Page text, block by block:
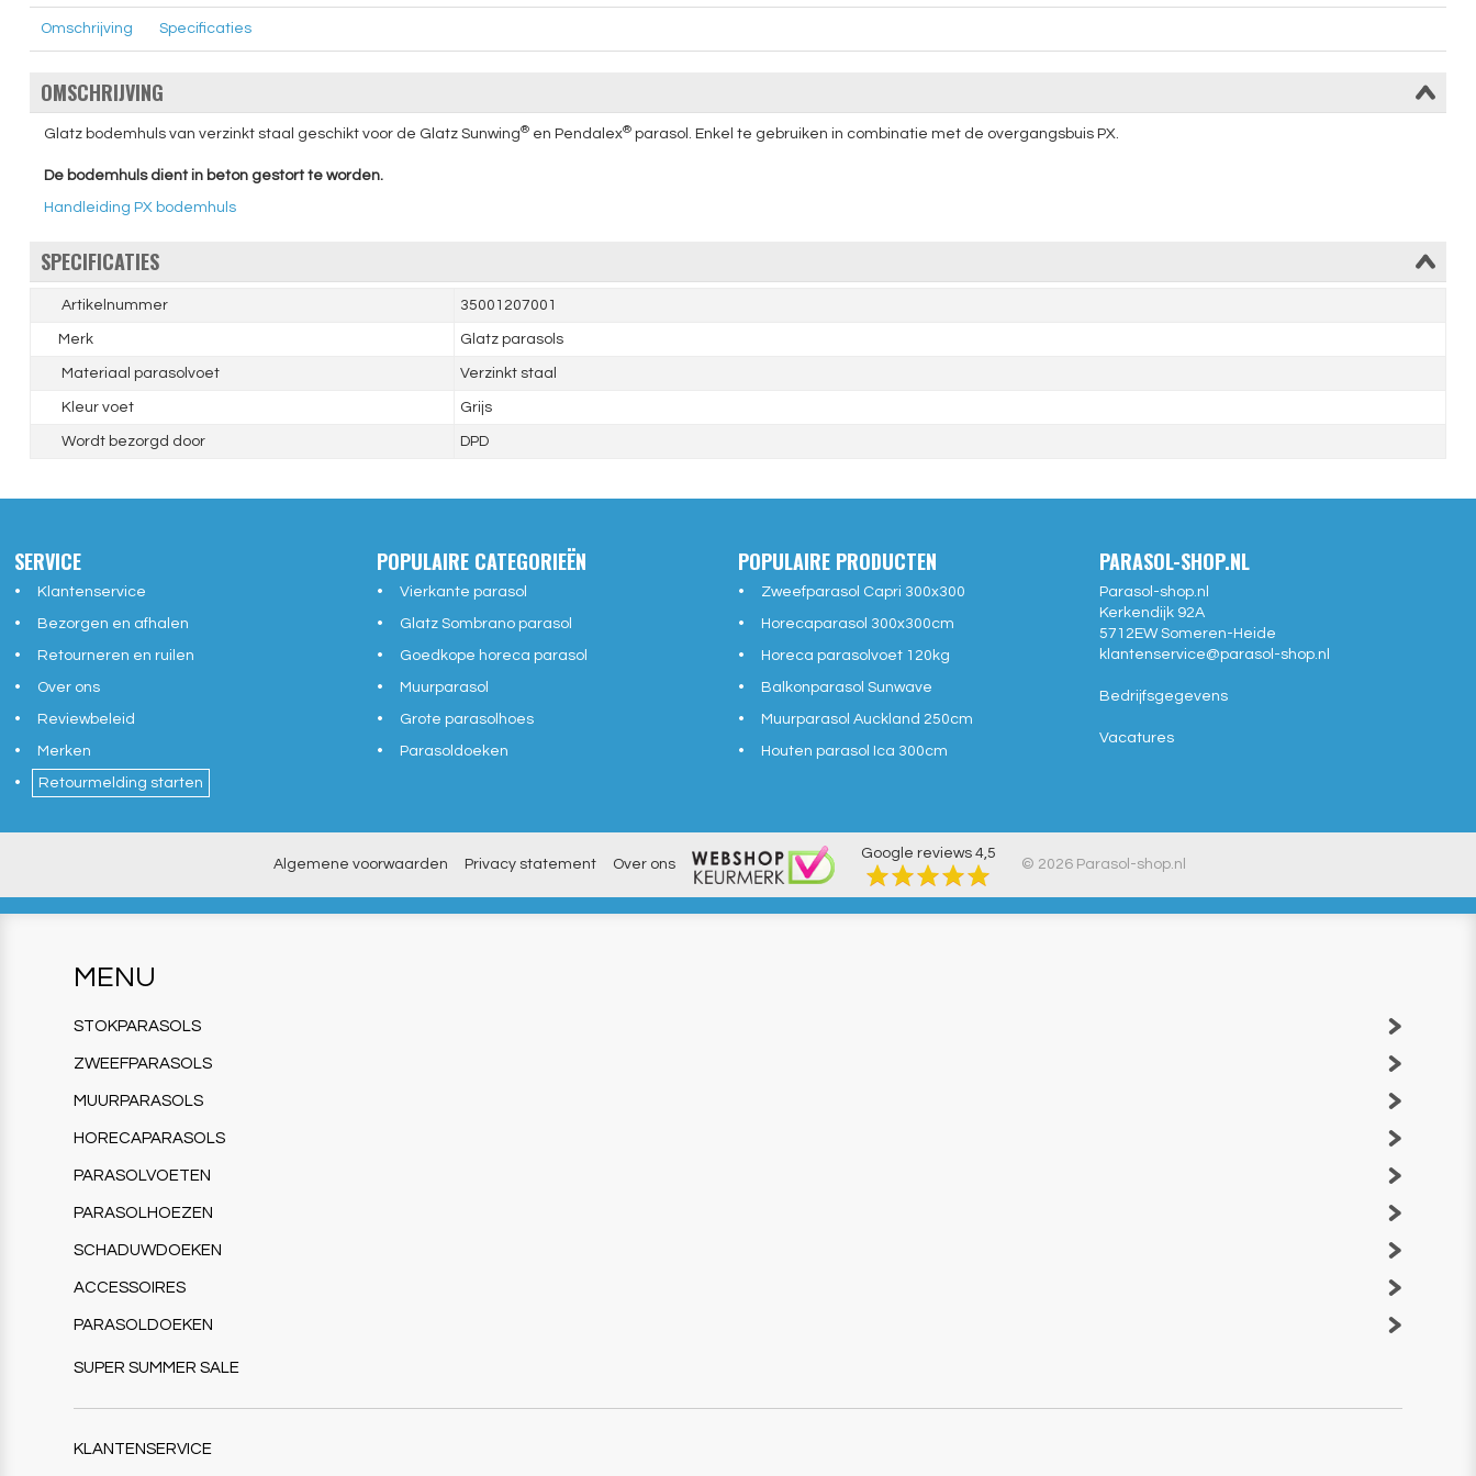
Omschrijving Specificaties
OMSCHRIJVING
Glatz bodemhuls van verzinkt staal geschikt voor de Glatz Sunwing®en Pendalex®parasol. Enkel te gebruiken in combinatie met de overgangsbuis PX.
De bodemhuls dient in beton gestort te worden.
Handleiding PX bodemhuls
SPECIFICATIES
Artikelnummer 35001207001
Merk Glatz parasols
Materiaal parasolvoet Verzinkt staal
Kleur voet Grijs
Wordt bezorgd door DPD
SERVICE
Klantenservice
Bezorgen en afhalen
Retourneren en ruilen
Over ons
Reviewbeleid
Merken
Retourmelding starten
POPULAIRE CATEGORIEËN
Vierkante parasol
Glatz Sombrano parasol
Goedkope horeca parasol
Muurparasol
Grote parasolhoes
Parasoldoeken
POPULAIRE PRODUCTEN
Zweefparasol Capri 300x300
Horecaparasol 300x300cm
Horeca parasolvoet 120kg
Balkonparasol Sunwave
Muurparasol Auckland 250cm
Houten parasol Ica 300cm
PARASOL-SHOP.NL
Parasol-shop.nl
Kerkendijk 92A
5712EW Someren-Heide
klantenservice@parasol-shop.nl
Bedrijfsgegevens
Vacatures
Algemene voorwaarden Privacy statement Over ons
Google reviews 4,5
© 2026 Parasol-shop.nl
MENU
STOKPARASOLS
ZWEEFPARASOLS
MUURPARASOLS
HORECAPARASOLS
PARASOLVOETEN
PARASOLHOEZEN
SCHADUWDOEKEN
ACCESSOIRES
PARASOLDOEKEN
SUPER SUMMER SALE
KLANTENSERVICE